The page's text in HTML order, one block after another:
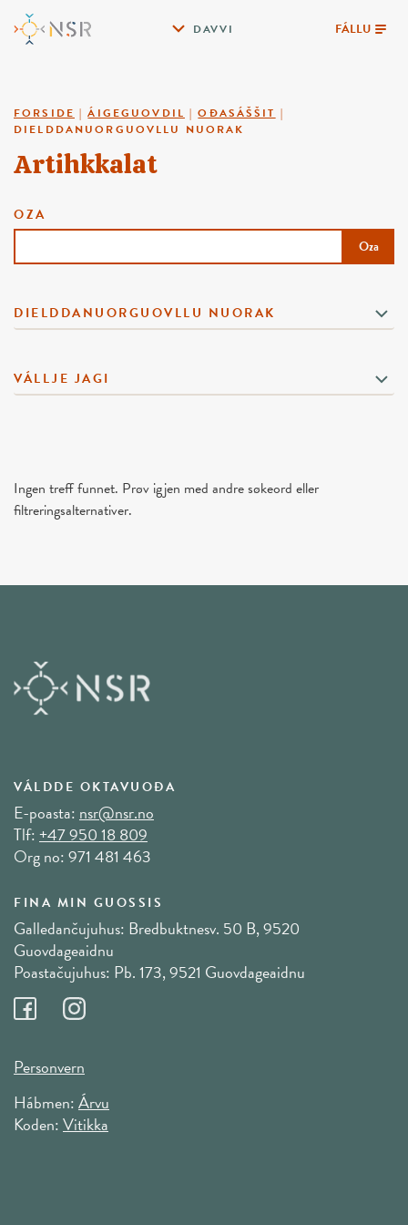
DAVVI FÁLLU
FORSIDE |ÁIGEGUOVDIL |OĐASÁŠŠIT |
DIELDDANUORGUOVLLU NUORAK
Artihkkalat
OZA
Oza
DIELDDANUORGUOVLLU NUORAK
VÁLLJE JAGI
Ingen treff funnet. Prøv igjen med andre søkeord eller
filtreringsalternativer.
VÁLDDE OKTAVUOĐA
E-poasta:nsr@nsr.no
Tlf:+47 950 18 809
Org no: 971 481 463
FINA MIN GUOSSIS
Galledančujuhus: Bredbuktnesv. 50 B, 9520
Guovdageaidnu
Poastačujuhus: Pb. 173, 9521 Guovdageaidnu
Personvern
Hábmen:Árvu
Koden:Vitikka